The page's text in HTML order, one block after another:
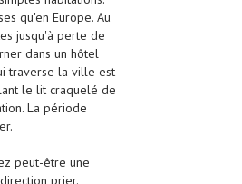
qu'en Europe. Au
jusqu'à perte de
dans un hôtel
traverse la ville est
le lit craquelé de
La période
peut-être une
prier.